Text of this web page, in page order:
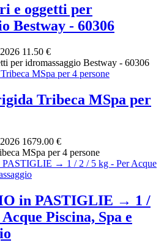
e oggetti per
Bestway - 60306
11.50 €
per idromassaggio Bestway - 60306
Tribeca MSpa per
1679.00 €
MSpa per 4 persone
in PASTIGLIE → 1 /
Piscina, Spa e